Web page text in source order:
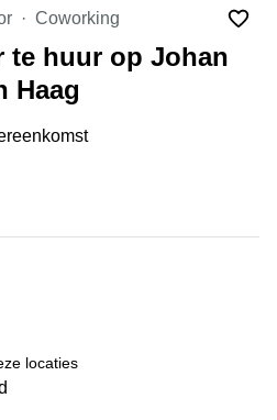
Coworking
te huur op Johan
Haag
locaties